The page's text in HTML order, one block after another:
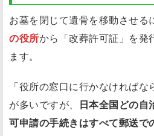
お墓を閉じて遺骨を移動させる
の役所から「改葬許可証」を発
ます。
「役所の窓口に行かなければ
が多いですが、
日本全国どの自
可申請の手続きはすべて郵送で